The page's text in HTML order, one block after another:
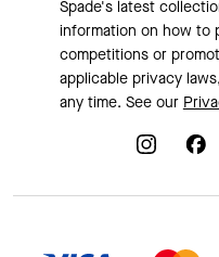
Spade's latest
information on how to
competitions or
applicable privacy
any time. See our